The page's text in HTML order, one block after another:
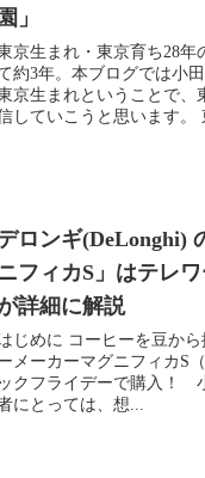
園」
京生まれ・東京育ち28年
約3年。本ブログでは小
京生まれということで、
していこうと思います。
ロンギ(DeLonghi)
フィカS」はテレ
詳細に解説
じめに コーヒーを豆か
メーカーマグニフィカS
ックフライデーで購入！
にとっては、想...